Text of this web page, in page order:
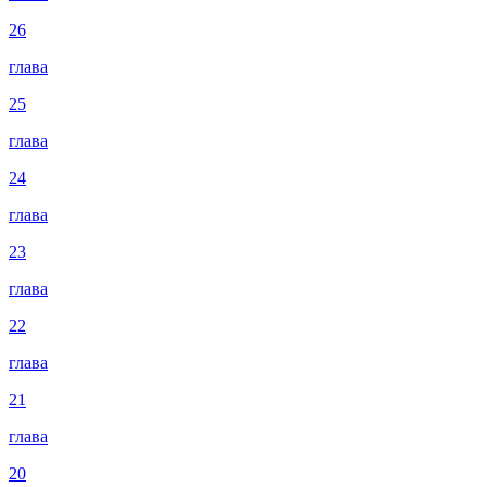
26
глава
25
глава
24
глава
23
глава
22
глава
21
глава
20